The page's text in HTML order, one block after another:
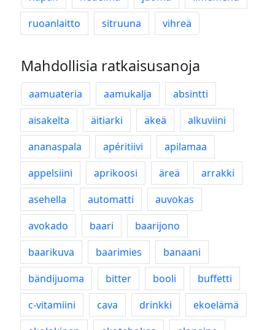
ruoanlaitto
sitruuna vihreä
Mahdollisia ratkaisusanoja
aamuateria aamukalja
absintti
aisakelta
äitiarki äkeä
alkuviini
ananaspala
apéritiivi
apilamaa
appelsiini
aprikoosi äreä
arrakki
asehella
automatti
auvokas
avokado
baari
baarijono
baarikuva
baarimies
banaani
bändijuoma
bitter booli
buffetti
c-vitamiini
cava drinkki
ekoelämä